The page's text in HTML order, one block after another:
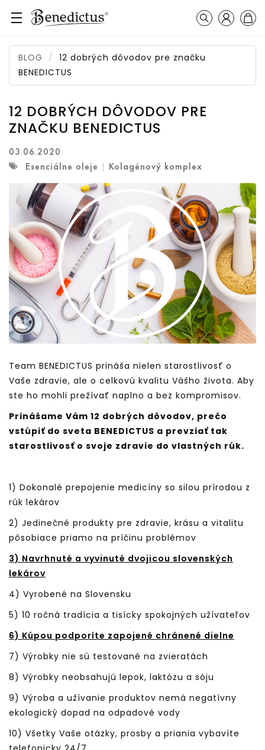
Vyhľadávanie
Košík
BLOG
12 dobrých dôvodov pre značku
BENEDICTUS
12 DOBRÝCH DÔVODOV PRE
ZNAČKU BENEDICTUS
03.06.2020
Esenciálne oleje | Kolagénový komplex
Team BENEDICTUS prináša nielen starostlivosť o
Vaše zdravie, ale o celkovú kvalitu Vášho života. Aby
ste ho mohli prežívať naplno a bez kompromisov.
Prinášame Vám 12 dobrých dôvodov, prečo
vstúpiť do sveta BENEDICTUS a prevziať tak
starostlivosť o svoje zdravie do vlastných rúk.
1) Dokonalé prepojenie medicíny so silou prírodou z
rúk lekárov
2) Jedinečné produkty pre zdravie, krásu a vitalitu
pôsobiace priamo na príčinu problémov
3) Navrhnuté a vyvinuté dvojicou slovenských
lekárov
4) Vyrobené na Slovensku
5) 10 ročná tradícia a tisícky spokojných užívateľov
6) Kúpou podporíte zapojené chránené dielne
7) Výrobky nie sú testované na zvieratách
8) Výrobky neobsahujú lepok, laktózu a sóju
9) Výroba a užívanie produktov nemá negatívny
ekologický dopad na odpadové vody
10) Všetky Vaše otázky, prosby a priania vybavíte